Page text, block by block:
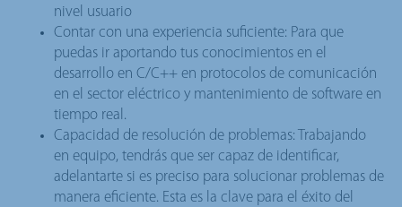
nivel usuario
Contar con una experiencia suficiente: Para que
puedas ir aportando tus conocimientos en el
desarrollo en C/C++ en protocolos de comunicación
en el sector eléctrico y mantenimiento de software en
tiempo real.
Capacidad de resolución de problemas: Trabajando
en equipo, tendrás que ser capaz de identificar,
adelantarte si es preciso para solucionar problemas de
manera eficiente. Esta es la clave para el éxito del